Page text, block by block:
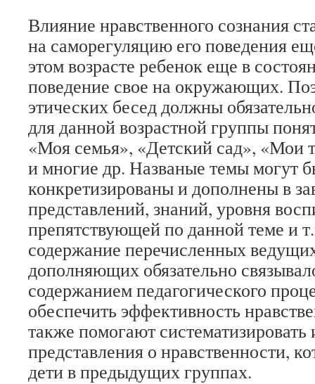
Влияние нравственного сознания
на саморегуляцию его поведения
этом возрасте ребенок еще в
поведение свое на окружающих.
этических бесед должны
для данной возрастной группы
«Моя семья», «Детский сад», «Мои
и многие др. Названые темы могут
конкретизированы и дополнены в
представлений, знаний, уровня
препятствующей по данной теме и
содержание перечисленных
дополняющих обязательно
содержанием педагогического
обеспечить эффективность
также помогают
представления о нравственности,
дети в предыдущих группах.